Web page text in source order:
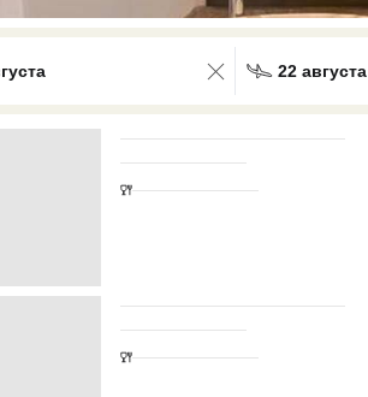
22 августа